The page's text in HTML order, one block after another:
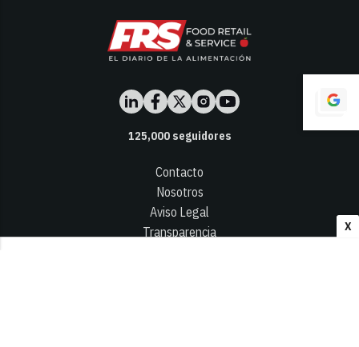
X
125,000seguidores
Contacto
Nosotros
Aviso Legal
Transparencia